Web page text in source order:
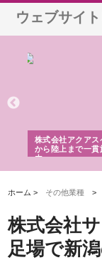
ウェブサイ
ースが水中
工できる理
株式会
れ続け
強み
ホーム > その他業種 >
株式会社
足場で新